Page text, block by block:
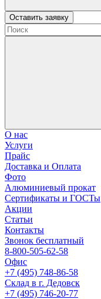
Оставить заявку
О нас
Услуги
Прайс
Доставка и Оплата
Фото
Алюминиевый прокат
Сертификаты и ГОСТы
Акции
Статьи
Контакты
Звонок бесплатный
8-800-505-62-58
Офис
+7 (495) 748-86-58
Склад в г. Дедовск
+7 (495) 746-20-77